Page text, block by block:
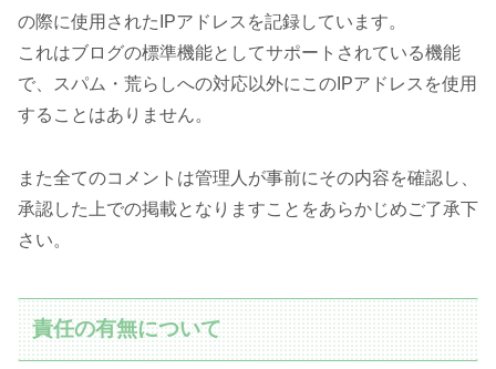
の際に使用されたIPアドレスを記録しています。
これはブログの標準機能としてサポートされている機能
で、スパム・荒らしへの対応以外にこのIPアドレスを使用
することはありません。
また全てのコメントは管理人が事前にその内容を確認し、
承認した上での掲載となりますことをあらかじめご了承下
さい。
責任の有無について